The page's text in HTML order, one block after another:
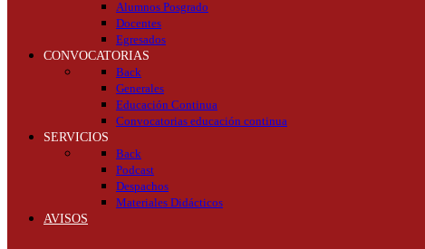
Alumnos Posgrado
Docentes
Egresados
CONVOCATORIAS
Back
Generales
Educación Continua
Convocatorias educación continua
SERVICIOS
Back
Podcast
Despachos
Materiales Didácticos
AVISOS